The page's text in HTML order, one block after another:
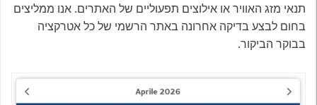
תנאי מזג האוויר או אילוצים תפעוליים של האתרים. אנו ממליצים
בחום לבצע בדיקה אחרונה באתר הרשמי של כל אטרקציה
בבוקר הביקור.